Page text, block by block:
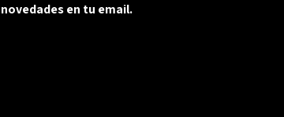
novedades en tu email.